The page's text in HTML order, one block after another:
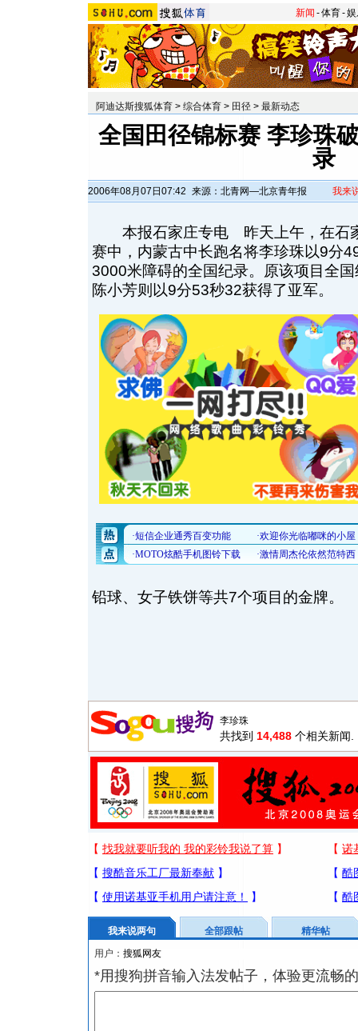
新闻 -体育-
阿迪达斯搜狐体育 > 综合体育 > 田径 > 最新动态
全国田径锦标赛 李珍珠
录
2006年08月07日07:42 来源：北青网—北京青年报 我来
本报石家庄专电 昨天上午，在石
赛中，内蒙古中长跑名将李珍珠以9分
3000米障碍的全国纪录。原该项目全
陈小芳则以9分53秒32获得了亚军。
铅球、女子铁饼等共7个项目的金牌。
共找到 14,488 个相关新闻.
我来说两句 全部跟帖
精华帖
用户：
*用搜狗拼音输入法发帖子，体验更流畅